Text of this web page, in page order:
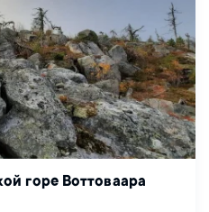
горе Воттоваара